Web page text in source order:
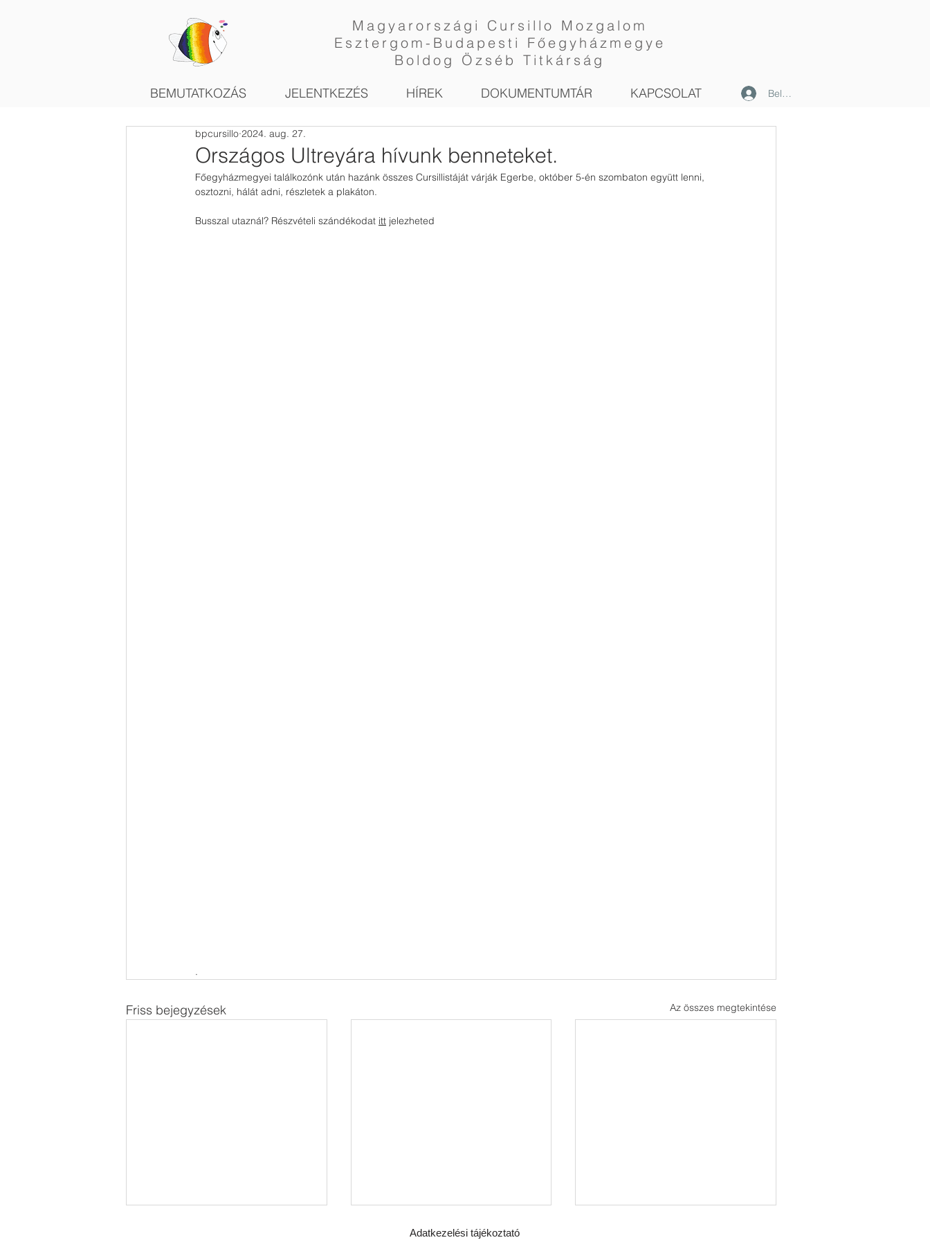
Magyarországi Cursillo Mozgalom
Esztergom-Budapesti Főegyházmegye
Boldog Özséb Titkárság
BEMUTATKOZÁS JELENTKEZÉS HÍREK DOKUMENTUMTÁR KAPCSOLAT Belépés
Országos Ultreyára hívunk benneteket.
bpcursillo 2024. aug. 27.
Főegyházmegyei találkozónk után hazánk összes Cursillistáját várják Egerbe, október 5-én szombaton együtt lenni,
osztozni, hálát adni, részletek a plakáton.
Busszal utaznál? Részvételi szándékodat itt jelezheted
.
Friss bejegyzések Az összes megtekintése
Adatkezelési tájékoztató